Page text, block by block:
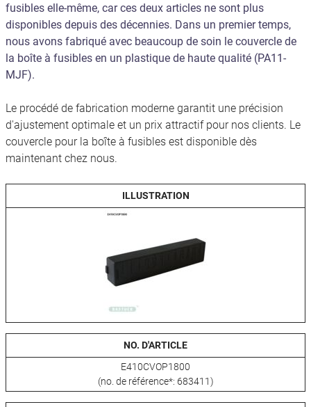
fusibles elle-même, car ces deux articles ne sont plus
disponibles depuis des décennies. Dans un premier temps,
nous avons fabriqué avec beaucoup de soin le couvercle de
la boîte à fusibles en un plastique de haute qualité (PA11-
MJF).
Le procédé de fabrication moderne garantit une précision
d'ajustement optimale et un prix attractif pour nos clients. Le
couvercle pour la boîte à fusibles est disponible dès
maintenant chez nous.
ILLUSTRATION
NO. D'ARTICLE
E410CVOP1800
(no. de référence*: 683411)